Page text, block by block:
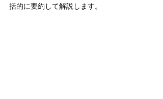
括的に要約して解説します。